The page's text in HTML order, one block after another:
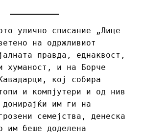
улично списание „Лице
на одржливиот
правда, еднаквост,
хуманост, и на Борче
кој собира
и компјутери и од нив
донирајќи им ги на
семејства, денеска
им беше доделена